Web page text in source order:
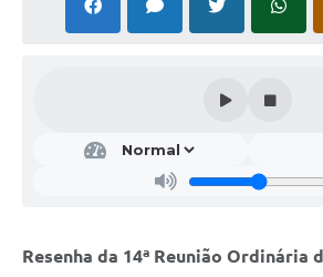
Resenha da 14ª Reunião Ordinária